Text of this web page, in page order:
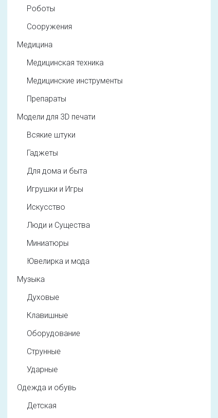
Роботы
Сооружения
Медицина
Медицинская техника
Медицинские инструменты
Препараты
Модели для 3D печати
Всякие штуки
Гаджеты
Для дома и быта
Игрушки и Игры
Искусство
Люди и Существа
Миниатюры
Ювелирка и мода
Музыка
Духовые
Клавишные
Оборудование
Струнные
Ударные
Одежда и обувь
Детская